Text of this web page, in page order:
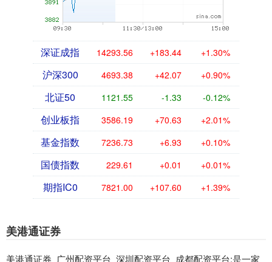
深证成指 14293.56 +183.44 +1.30%
沪深300 4693.38 +42.07 +0.90%
北证50 1121.55 -1.33 -0.12%
创业板指 3586.19 +70.63 +2.01%
基金指数 7236.73 +6.93 +0.10%
国债指数 229.61 +0.01 +0.01%
期指IC0 7821.00 +107.60 +1.39%
美港通证券
美港通证券_广州配资平台_深圳配资平台_成都配资平台:是一家